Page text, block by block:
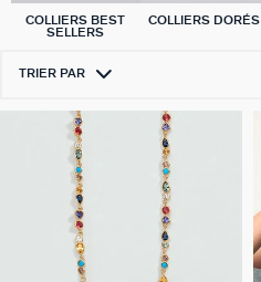
COLLIERS BEST
SELLERS
COLLIERS DORÉS
TRIER PAR